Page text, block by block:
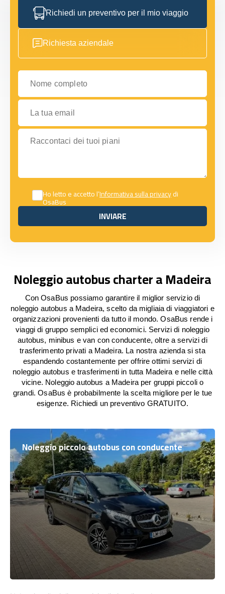
Richiedi un preventivo per il mio viaggio
Richiesta aziendale
Nome completo
La tua email
Raccontaci dei tuoi piani
Ho letto e accetto l’Informativa sulla privacydi
OsaBus
INVIARE
INVIARE
Noleggio autobus charter a Madeira
Con OsaBus possiamo garantire il miglior servizio di
noleggio autobus a Madeira, scelto da migliaia di viaggiatori e
organizzazioni provenienti da tutto il mondo. OsaBus rende i
viaggi di gruppo semplici ed economici. Servizi di noleggio
autobus, minibus e van con conducente, oltre a servizi di
trasferimento privati a Madeira. La nostra azienda si sta
espandendo costantemente per offrire ottimi servizi di
noleggio autobus e trasferimenti in tutta Madeira e nelle città
vicine. Noleggio autobus a Madeira per gruppi piccoli o
grandi. OsaBus è probabilmente la scelta migliore per le tue
esigenze. Richiedi un preventivo GRATUITO.
Noleggio piccolo autobus con conducente